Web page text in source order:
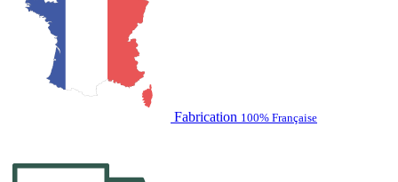
Fabrication 100% Française